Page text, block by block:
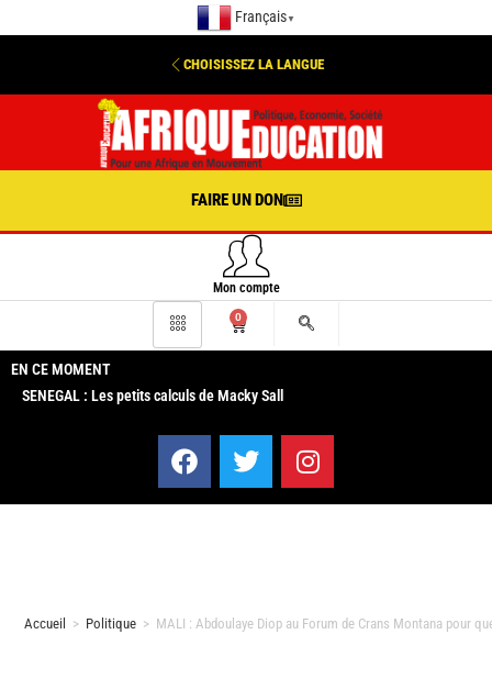
Français ▼
CHOISISSEZ LA LANGUE
FAIRE UN DON
Mon compte
0
EN CE MOMENT
SENEGAL : Les petits calculs de Macky Sall
Accueil > Politique > MALI : Abdoulaye Diop au Forum de Crans Montana pour